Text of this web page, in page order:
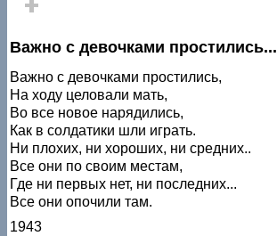
Важно с девочками простились...
Важно с девочками простились,
На ходу целовали мать,
Во все новое нарядились,
Как в солдатики шли играть.
Ни плохих, ни хороших, ни средних..
Все они по своим местам,
Где ни первых нет, ни последних...
Все они опочили там.
1943